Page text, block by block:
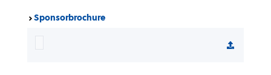
Sponsorbrochure